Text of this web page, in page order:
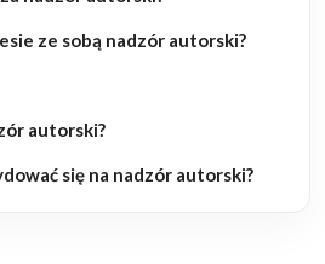
ze sobą nadzór autorski?
autorski?
się na nadzór autorski?